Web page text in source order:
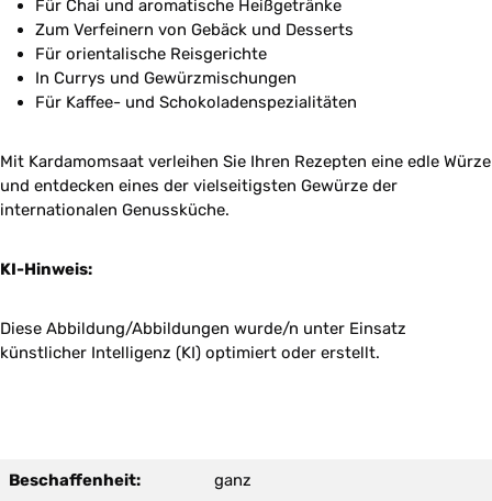
Für Chai und aromatische Heißgetränke
Zum Verfeinern von Gebäck und Desserts
Für orientalische Reisgerichte
In Currys und Gewürzmischungen
Für Kaffee- und Schokoladenspezialitäten
Mit Kardamomsaat verleihen Sie Ihren Rezepten eine edle Würze
und entdecken eines der vielseitigsten Gewürze der
internationalen Genussküche.
KI-Hinweis:
Diese Abbildung/Abbildungen wurde/n unter Einsatz
künstlicher Intelligenz (KI) optimiert oder erstellt.
Beschaffenheit: ganz